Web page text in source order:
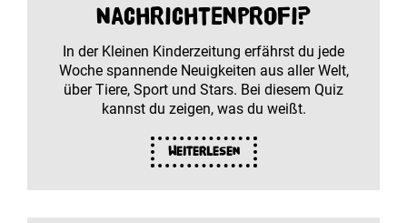
Nachrichtenprofi?
In der Kleinen Kinderzeitung erfährst du jede
Woche spannende Neuigkeiten aus aller Welt,
über Tiere, Sport und Stars. Bei diesem Quiz
kannst du zeigen, was du weißt.
Weiterlesen